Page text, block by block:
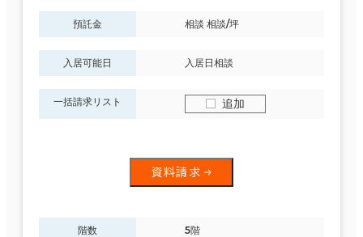
預託金 相談 相談/坪
入居可能日 入居日相談
一括請求リスト 追加
資料請求
階数 5階